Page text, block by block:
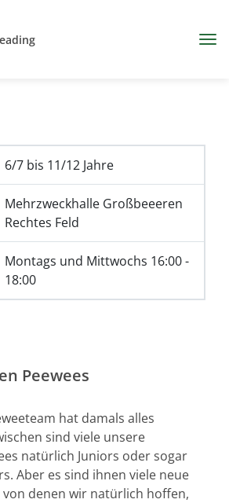
6/7 bis 11/12 Jahre
Mehrzweckhalle Großbeeeren
Rechtes Feld
Montags und Mittwochs 16:00 -
18:00
Peewees
hat damals alles
sind viele unsere
natürlich Juniors oder sogar
Aber es sind ihnen viele neue
von denen wir natürlich hoffen,